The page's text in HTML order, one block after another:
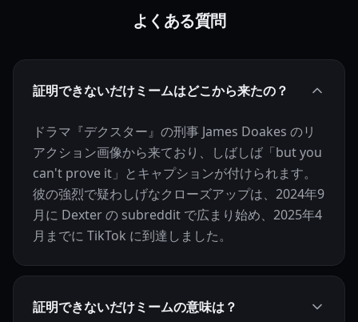
よくある質問
証明できないだけミームはどこから来たの？
ドラマ『デクスター』の刑事 James Doakes のリ
アクション画像から来ており、しばしば「but you
can't prove it」とキャプションが付けられます。
彼の強烈で疑わしげなクローズアップは、2024年9
月に Dexter の subreddit で広まり始め、2025年4
月までに TikTok に到達しました。
証明できないだけミームの意味は？